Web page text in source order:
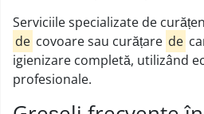
Serviciile specializate de
de covoare sau curățare de
igienizare completă, utilizând
profesionale.